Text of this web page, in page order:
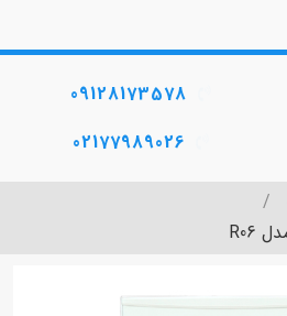
09128173578
02177989026